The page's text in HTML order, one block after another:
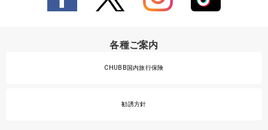
各種ご案内
CHUBB国内旅行保険
勧誘方針